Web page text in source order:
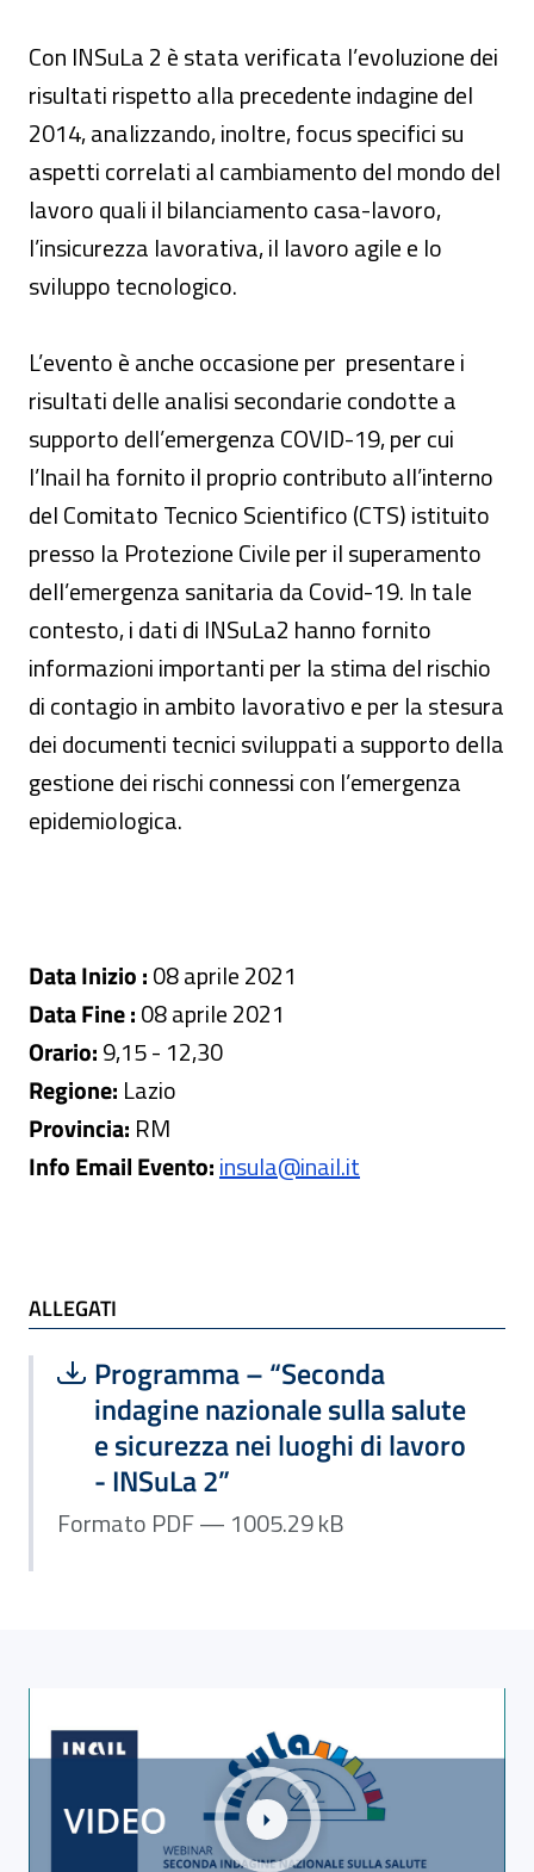
Con INSuLa 2 è stata verificata l’evoluzione dei
risultati rispetto alla precedente indagine del
2014, analizzando, inoltre, focus specifici su
aspetti correlati al cambiamento del mondo del
lavoro quali il bilanciamento casa-lavoro,
l’insicurezza lavorativa, il lavoro agile e lo
sviluppo tecnologico.
L’evento è anche occasione per presentare i
risultati delle analisi secondarie condotte a
supporto dell’emergenza COVID-19, per cui
l’Inail ha fornito il proprio contributo all’interno
del Comitato Tecnico Scientifico (CTS) istituito
presso la Protezione Civile per il superamento
dell’emergenza sanitaria da Covid-19. In tale
contesto, i dati di INSuLa2 hanno fornito
informazioni importanti per la stima del rischio
di contagio in ambito lavorativo e per la stesura
dei documenti tecnici sviluppati a supporto della
gestione dei rischi connessi con l’emergenza
epidemiologica.
Data Inizio :08 aprile 2021
Data Fine :08 aprile 2021
Orario:9,15 - 12,30
Regione: Lazio
Provincia: RM
Info Email Evento:insula@inail.it
ALLEGATI
ALLEGATI
Scarica file:
Programma – “Seconda
indagine nazionale sulla salute
e sicurezza nei luoghi di lavoro
- INSuLa 2”
Formato PDF — Dimensione 1005.29
Formato PDF — 1005.29 kB